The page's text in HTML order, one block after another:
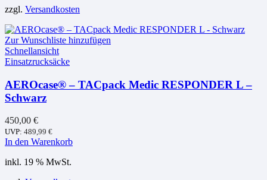
zzgl. Versandkosten
Zur Wunschliste hinzufügen
Schnellansicht
Einsatzrucksäcke
AEROcase® – TACpack Medic RESPONDER L –
Schwarz
450,00 €
UVP: 489,99 €
In den Warenkorb
inkl. 19 % MwSt.